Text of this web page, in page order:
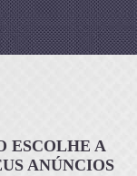
ESCOLHE A
ANÚNCIOS